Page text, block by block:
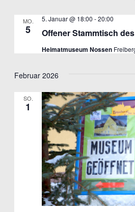
MO.
5 Offener Stammtisch
5. Januar @ 18:00 -20:00
Heimatmuseum Nossen
Februar 2026
SO.
1